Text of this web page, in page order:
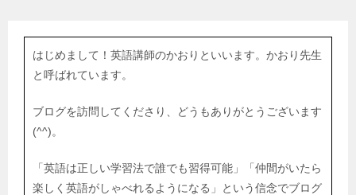
はじめまして！英語講師のかおりといいます。かおり先生
と呼ばれています。
ブログを訪問してくださり、どうもありがとうございます
(^^)。
「英語は正しい学習法で誰でも習得可能」「仲間がいたら
楽しく英語がしゃべれるようになる」という信念でブログ